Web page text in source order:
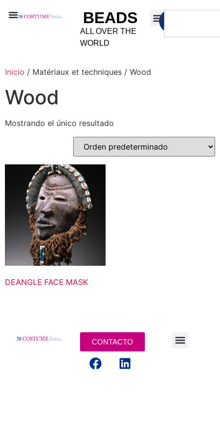
BEADS
ALL OVER THE
WORLD
Inicio / Matériaux et techniques / Wood
Wood
Mostrando el único resultado
DEANGLE FACE MASK
CONTACTO